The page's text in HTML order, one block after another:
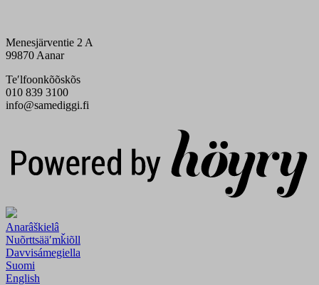
Menesjärventie 2 A
99870 Aanar
Teʹlfoonkõõskõs
010 839 3100
info@samediggi.fi
Anarâškielâ
Nuõrttsääʹmǩiõll
Davvisámegiella
Suomi
English